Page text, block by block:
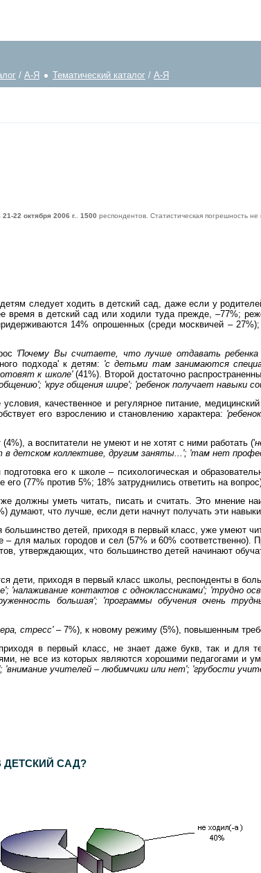
/ А-Я Тематический каталог / А-Я
21-22 октября 2006 г. 1500 респондентов. Статистическая погрешность
следует ходить в детский сад, даже если у
время в детский сад или ходили туда прежде, –77%;
14% опрошенных (среди москвичей –
'Почему Вы считаете, что лучше отдавать ребенка
подхода' к детям: 'с детьми там занимаются
к школе' (41%). Второй достаточно
'круг общения шире'; 'ребенок получает навыки
качественное и регулярное питание,
его взрослению и становлению характера:
а воспитатели не умеют и не хотят с ними работать ('
коллективе, другим заняты...'; 'там нет
его к школе – психологическая и
(77% против 5%; 18% затруднились ответить на
должны уметь читать, писать и считать. Это мнение
думают, что лучше, если дети начнут получать эти
детей, приходя в первый класс, уже умеют
для малых городов и сел (57% и 60% соответственно).
утверждающих, что большинство детей начинают
дети, приходя в первый класс школы, респонденты в
контактов с одноклассниками'; 'трудно
большая'; 'программы обучения очень
стресс' – 7%), к новому режиму (5%), повышенным
в первый класс, не знает даже букв, так и для
не все из которых являются хорошими педагогами и
учителей – любимчики или нет'; 'грубости
САД?